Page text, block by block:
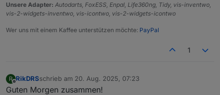
Unsere Adapter: Autodarts, FoxESS, Enpal, Life360ng, Tidy, vis-inventwo,
vis-2-widgets-inventwo, vis-icontwo, vis-2-widgets-icontwo
Wer uns mit einem Kaffee unterstützen möchte: PayPal
1
R
Offline
RikDRSschrieb am 20. Aug. 2025, 07:23
zuletzt editiert von
Guten Morgen zusammen!